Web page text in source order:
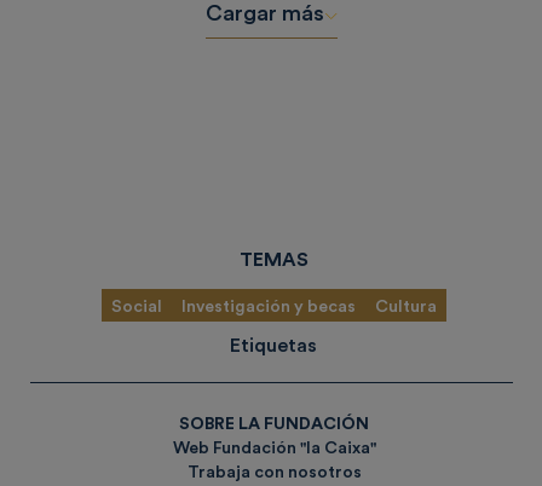
Cargar más
TEMAS
Social Investigación y becas Cultura
Etiquetas
SOBRE LA FUNDACIÓN
Web Fundación "la Caixa"
Trabaja con nosotros